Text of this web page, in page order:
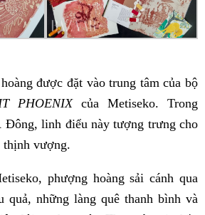
được đặt vào trung tâm của bộ
PHOENIXcủa Metiseko. Trong
Đông, linh điểu này tượng trưng cho
thịnh vượng.
phượng hoàng sải cánh qua
quả, những làng quê thanh bình và